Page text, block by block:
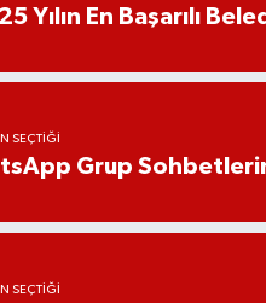
Yılın En Başarılı
SEÇTIĞI
Grup
SEÇTIĞI